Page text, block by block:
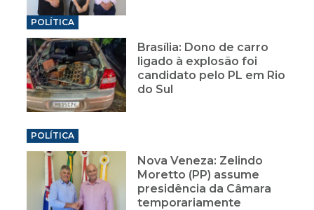
POLÍTICA
Brasília: Dono de carro
ligado à explosão foi
candidato pelo PL em Rio
do Sul
POLÍTICA
Nova Veneza: Zelindo
Moretto (PP) assume
presidência da Câmara
temporariamente